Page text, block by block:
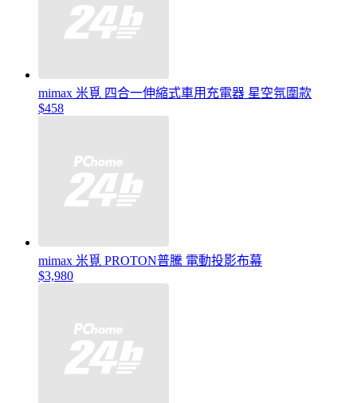
mimax 米覓 四合一伸縮式車用充電器 星空氛圍款
$458
mimax 米覓 PROTON普騰 電動投影布幕
$3,980